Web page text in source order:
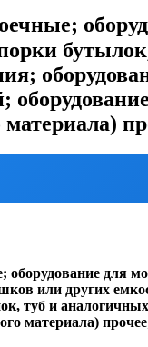
для
или других
туб и
материала)